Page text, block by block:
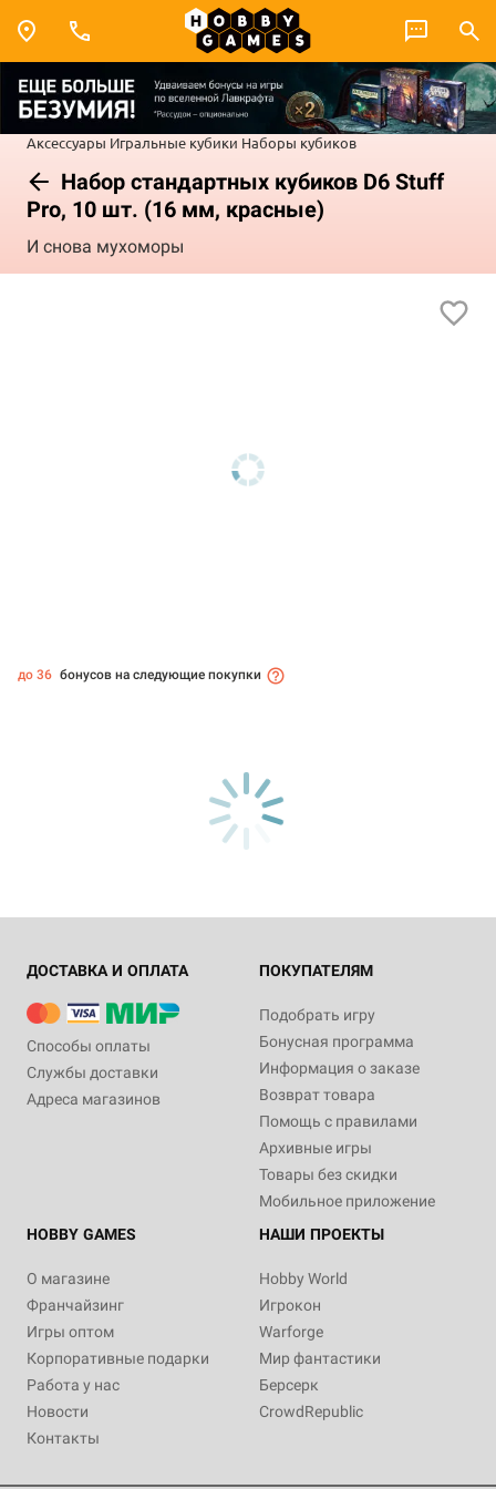
Аксессуары Игральные кубики Наборы кубиков
Набор стандартных кубиков D6 Stuff
Pro, 10 шт. (16 мм, красные)
И снова мухоморы
до 36 бонусов на следующие покупки
ДОСТАВКА И ОПЛАТА
Способы оплаты
Службы доставки
Адреса магазинов
ПОКУПАТЕЛЯМ
Подобрать игру
Бонусная программа
Информация о заказе
Возврат товара
Помощь с правилами
Архивные игры
Товары без скидки
Мобильное приложение
HOBBY GAMES
О магазине
Франчайзинг
Игры оптом
Корпоративные подарки
Работа у нас
Новости
Контакты
НАШИ ПРОЕКТЫ
Hobby World
Игрокон
Warforge
Мир фантастики
Берсерк
CrowdRepublic